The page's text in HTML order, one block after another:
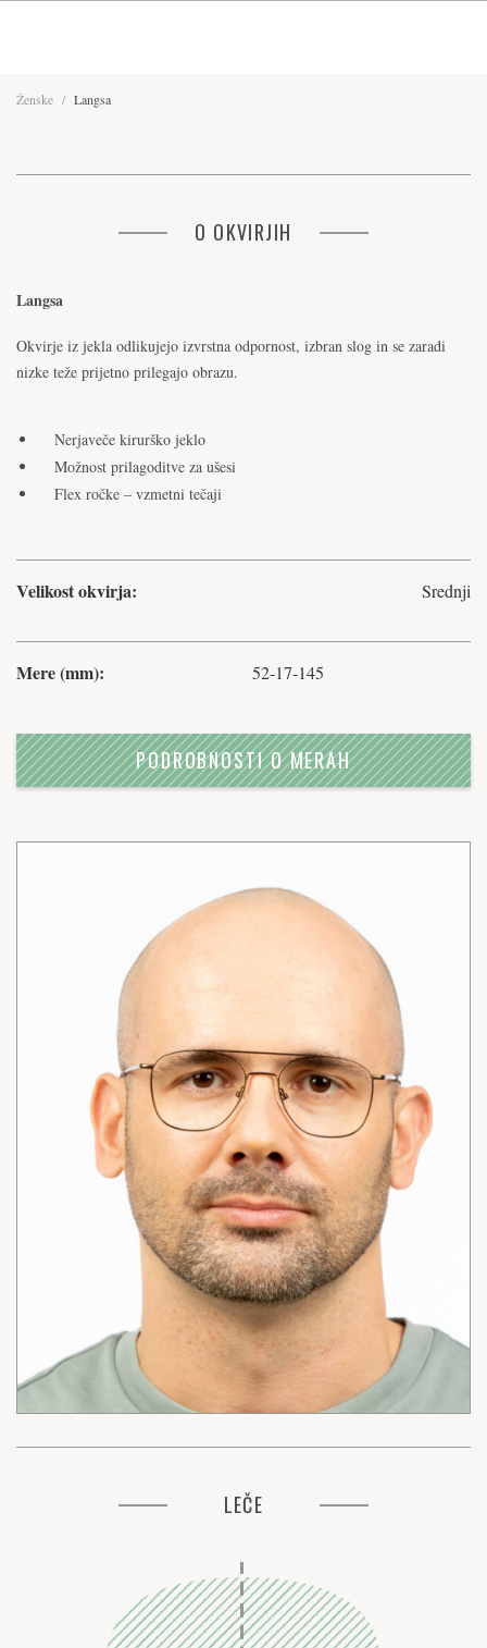
Ženske / Langsa
O OKVIRJIH
Langsa
Okvirje iz jekla odlikujejo izvrstna odpornost, izbran slog in se zaradi
nizke teže prijetno prilegajo obrazu.
Nerjaveče kirurško jeklo
Možnost prilagoditve za ušesi
Flex ročke – vzmetni tečaji
Velikost okvirja: Srednji
Mere (mm): 52-17-145
PODROBNOSTI O MERAH
LEČE